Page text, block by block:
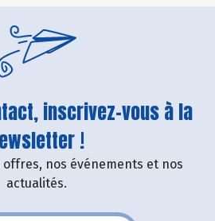
inscrivez-vous à la
!
nos événements et nos
actualités.